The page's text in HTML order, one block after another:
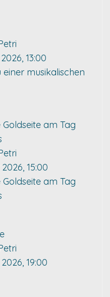
13:00
musikalischen
am Tag
15:00
am Tag
19:00